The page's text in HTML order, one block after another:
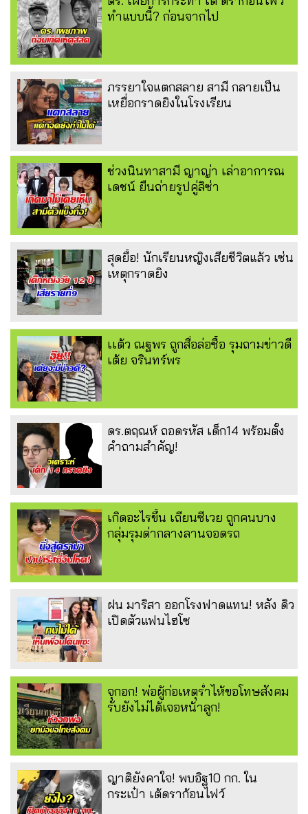
ทำแบบนี้? ก่อนจากไป
ภรรยาใจแตกสลาย สามี กลายเป็น
เหยื่อกราดยิงในโรงเรียน
ช่วงนินทาสามี ญาญ่า เล่าอาการณ
เดชน์ ยืนถ่ายรูปคู่ลิซ่า
สุดยื้อ! นักเรียนหญิงเสียชีวิตแล้ว เซ่น
เหตุกราดยิง
เเต้ว ณฐพร ถูกสื่อล่อซื้อ รุมถามข่าวดี
เต้ย จรินทร์พร
ดร.ตฤณห์ ถอดรหัส เด็ก14 พร้อมตั้ง
คำถามสำคัญ!
เกิดอะไรขึ้น เถียนซีเวย ถูกคนบาง
กลุ่มรุมด่ากลางลานจอดรถ
ฝน มาริสา ออกโรงฟาดแทน! หลัง ดิว
เปิดตัวแฟนไฮโซ
จุกอก! พ่อผู้ก่อเหตุร่ำไห้ขอโทษสังคม
รับยังไม่ได้เจอหน้าลูก!
ญาติยังคาใจ! พบอิฐ10 กก. ใน
กระเป๋า เต้ดราก้อนไฟว์